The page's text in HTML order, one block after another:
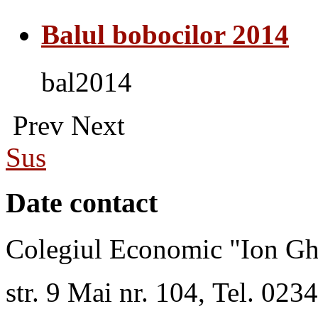
Balul bobocilor 2014
bal2014
Prev Next
Sus
Date contact
Colegiul Economic "Ion
str. 9 Mai nr. 104, Tel.